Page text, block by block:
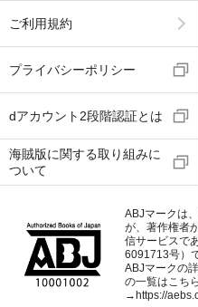
ご利用規約
プライバシーポリシー
dアカウント2段階認証とは
海賊版に関する取り組みに
ついて
ABJマークは
が、著作権者
信サービスで
6091713号）
ABJマークの
の一覧はこちら
→ https://